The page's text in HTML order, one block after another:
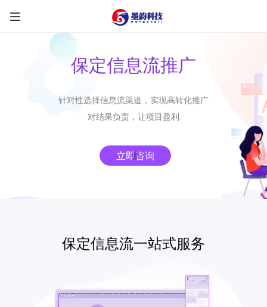
保定信息流推广
针对性选择信息流渠道，实现高转化推广
对结果负责，让项目盈利
立即咨询
保定信息流一站式服务
限时优惠咨询中
🎬 短视频